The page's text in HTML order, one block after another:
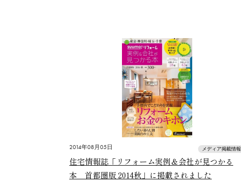
2014年08月05日 メディア掲載情報
住宅情報誌「リフォーム実例＆会社が見つかる
本 首都圏版 2014秋」に掲載されました